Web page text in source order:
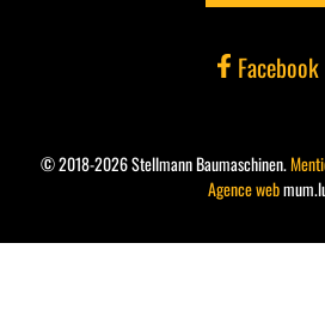
Facebook
© 2018-2026 Stellmann Baumaschinen.
Agence web